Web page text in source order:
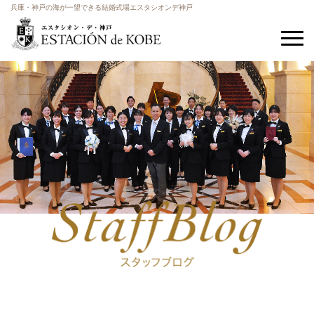
兵庫・神戸の海が一望できる結婚式場エスタシオンデ神戸